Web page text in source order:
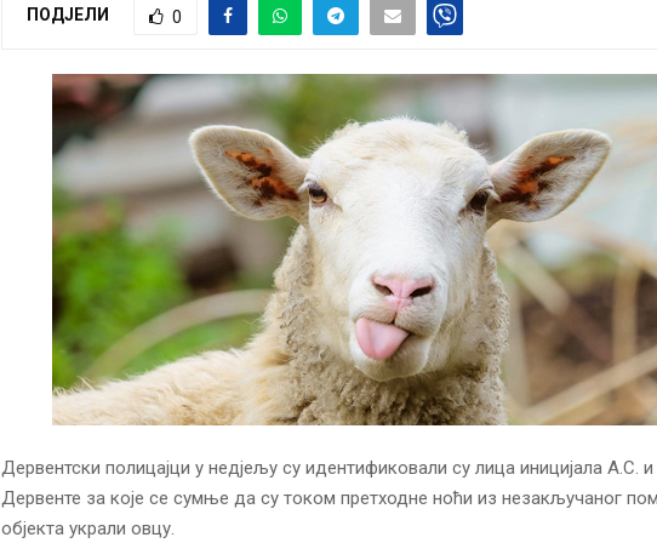
ПОДЈЕЛИ 0
Дервентски полицајци у недјељу су идентификовали су лица иницијала А.С.
Дервенте за које се сумње да су током претходне ноћи из незакључаног
објекта украли овцу.